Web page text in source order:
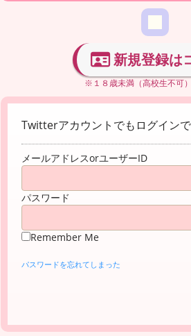
新規登録は
※１８歳未満（高校生不可
Twitterアカウントでもログイン
メールアドレスorユーザーID
パスワード
Remember Me
パスワードを忘れてしまった